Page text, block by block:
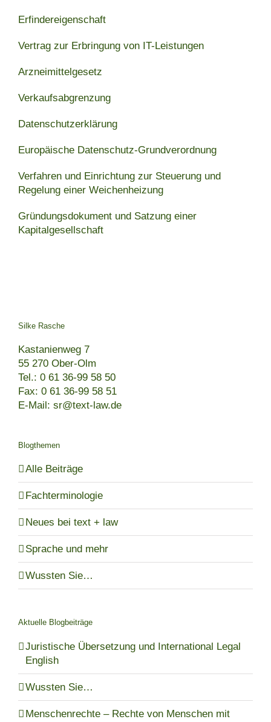
Erfindereigenschaft
Vertrag zur Erbringung von IT-Leistungen
Arzneimittelgesetz
Verkaufsabgrenzung
Datenschutzerklärung
Europäische Datenschutz-Grundverordnung
Verfahren und Einrichtung zur Steuerung und
Regelung einer Weichenheizung
Gründungsdokument und Satzung einer
Kapitalgesellschaft
Silke Rasche
Kastanienweg 7
55 270 Ober-Olm
Tel.: 0 61 36-99 58 50
Fax: 0 61 36-99 58 51
E-Mail: sr@text-law.de
Blogthemen
Alle Beiträge
Fachterminologie
Neues bei text + law
Sprache und mehr
Wussten Sie…
Aktuelle Blogbeiträge
Juristische Übersetzung und International Legal
English
Wussten Sie…
Menschenrechte – Rechte von Menschen mit